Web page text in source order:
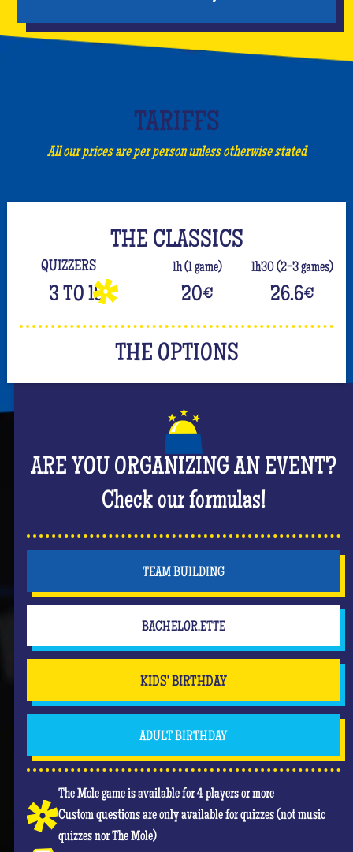
TARIFFS
All our prices are per person unless otherwise stated
THE CLASSICS
QUIZZERS 1h (1 game) 1h30 (2-3 games)
3 TO 18 20€ 26.6€
THE OPTIONS
ARE YOU ORGANIZING AN EVENT?
Check our formulas!
TEAM BUILDING
BACHELOR.ETTE
KIDS' BIRTHDAY
ADULT BIRTHDAY
The Mole game is available for 4 players or more
Custom questions are only available for quizzes (not music
quizzes nor The Mole)